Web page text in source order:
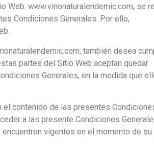
www.vinonaturalendemic.com, se
Condiciones Generales. Por ello,
también desea
partes del Sitio Web aceptan quedar
Generales, en la medida que
contenido de las presentes
a las presente Condiciones
vigentes en el momento de su